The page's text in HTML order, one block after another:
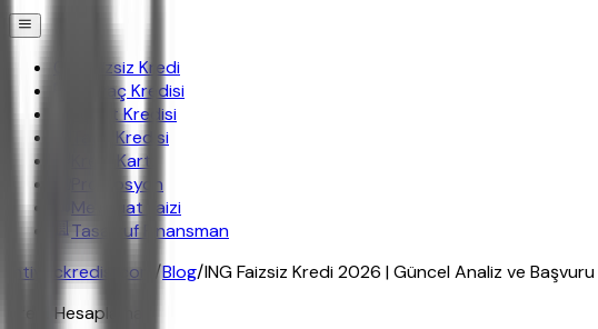
Faizsiz Kredi
İhtiyaç Kredisi
Konut Kredisi
Taşıt Kredisi
Kredi Kartı
Promosyon
Mevduat Faizi
Tasarruf Finansman
ihtiyackredisi.com /Blog/ING Faizsiz Kredi 2026 | Güncel Analiz ve
Kredi Hesaplama